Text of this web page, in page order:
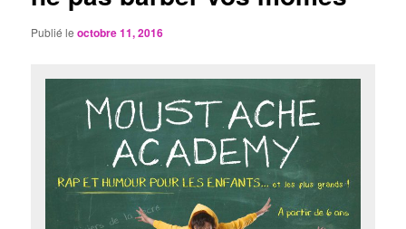
Publié leoctobre 11, 2016